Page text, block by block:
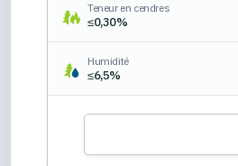
Teneur en cendres
≤0,30%
Humidité
≤6,5%